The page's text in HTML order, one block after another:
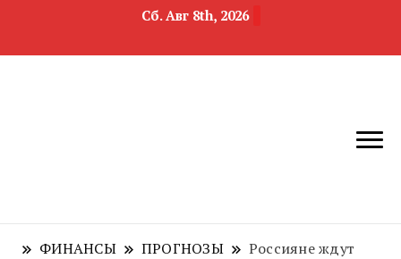
Сб. Авг 8th, 2026
область
недвижимости
ФИНАНСЫ ПРОГНОЗЫ
Россияне ждут